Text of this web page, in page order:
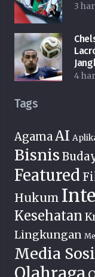
3
4
Tags
AgamaAI
Bisnis
Featured
Hukum
Kesehatan
Lingkungan
Media